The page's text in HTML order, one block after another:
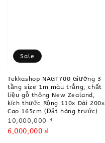
Sale
Tekkashop NAGT700 Giường 3
tầng size 1m màu trắng, chất
liệu gỗ thông New Zealand,
kích thước Rộng 110x Dài 200x
Cao 165cm (Đặt hàng trước)
Regular
price
10,000,000 ₫
Sale
6,000,000 ₫